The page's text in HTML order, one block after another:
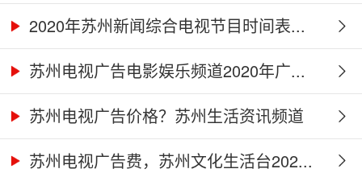
2020年苏州新闻综合电视节目时间表...
苏州电视广告电影娱乐频道2020年广...
苏州电视广告价格？苏州生活资讯频道
2...苏州电视广告费，苏州文化生活台202...